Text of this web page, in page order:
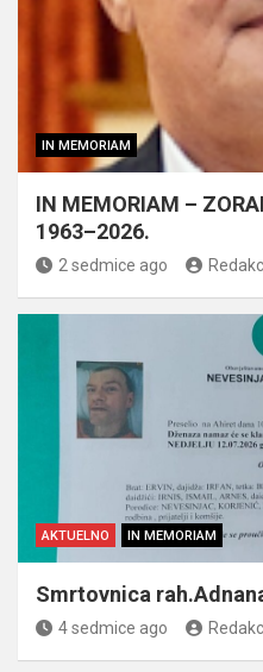
IN MEMORIAM
IN MEMORIAM –
1963–2026.
2 sedmice ago
AKTUELNO IN MEMORIAM
Smrtovnica
4 sedmice ago